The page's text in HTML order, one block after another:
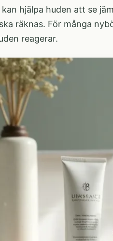
kan hjälpa huden att se
räknas. För många
reagerar.